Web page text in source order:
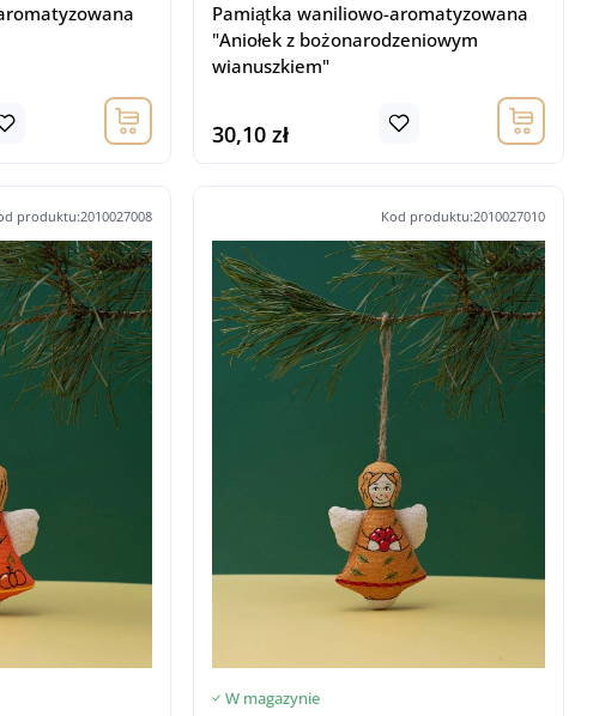
Pamiątka waniliowo-aromatyzowana
"Aniołek z bożonarodzeniowym
wianuszkiem"
30,10 zł
produktu:2010027008 Kod produktu:2010027010
W magazynie